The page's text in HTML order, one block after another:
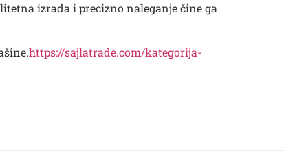
izrada i precizno naleganje čine ga
https://sajlatrade.com/kategorija-